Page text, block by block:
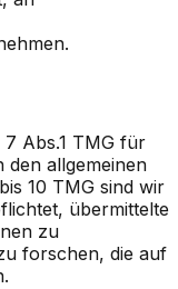
7 Abs.1 TMG für
den allgemeinen
10 TMG sind wir
übermittelte
zu
forschen, die auf